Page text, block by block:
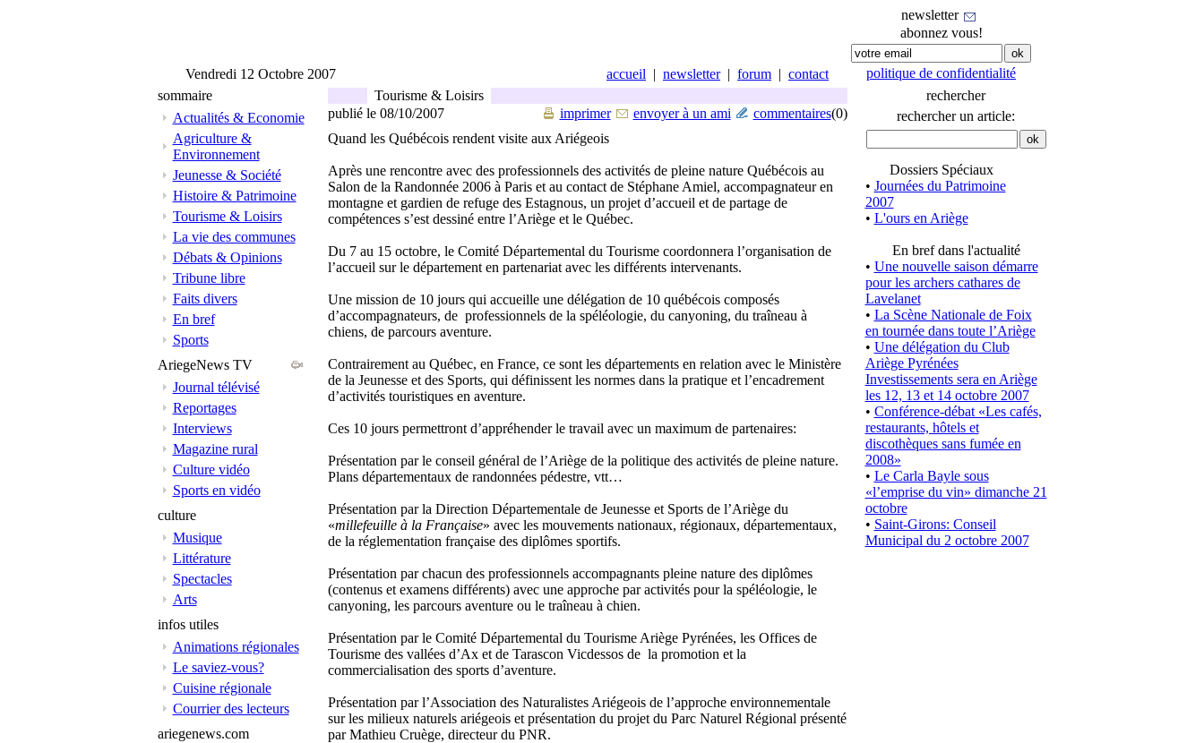
Vendredi 12 Octobre 2007 accueil | newsletter| forum | contact
newsletter
abonnez vous!
politique de confidentialité
sommaire
Actualités & Economie
Agriculture &
Environnement
Jeunesse & Société
Histoire & Patrimoine
Tourisme & Loisirs
La vie des communes
Débats & Opinions
Tribune libre
Faits divers
En bref
Sports
AriegeNews TV
Journal télévisé
Reportages
Interviews
Magazine rural
Culture vidéo
Sports en vidéo
culture
Musique
Littérature
Spectacles
Arts
infos utiles
Animations régionales
Le saviez-vous?
Cuisine régionale
Courrier des lecteurs
ariegenews.com
Tourisme & Loisirs
publié le 08/10/2007
imprimer envoyer à un ami commentaires(0)
Quand les Québécois rendent visite aux Ariégeois
Après une rencontre avec des professionnels des activités de pleine nature Québécois au
Salon de la Randonnée 2006 à Paris et au contact de Stéphane Amiel, accompagnateur en
montagne et gardien de refuge des Estagnous, un projet d’accueil et de partage de
compétences s’est dessiné entre l’Ariège et le Québec.
Du 7 au 15 octobre, le Comité Départemental du Tourisme coordonnera l’organisation de
l’accueil sur le département en partenariat avec les différents intervenants.
Une mission de 10 jours qui accueille une délégation de 10 québécois composés
d’accompagnateurs, de professionnels de la spéléologie, du canyoning, du traîneau à
chiens, de parcours aventure.
Contrairement au Québec, en France, ce sont les départements en relation avec le Ministère
de la Jeunesse et des Sports, qui définissent les normes dans la pratique et l’encadrement
d’activités touristiques en aventure.
Ces 10 jours permettront d’appréhender le travail avec un maximum de partenaires:
Présentation par le conseil général de l’Ariège de la politique des activités de pleine nature.
Plans départementaux de randonnées pédestre, vtt…
Présentation par la Direction Départementale de Jeunesse et Sports de l’Ariège du
«millefeuille à la Française» avec les mouvements nationaux, régionaux, départementaux,
de la réglementation française des diplômes sportifs.
Présentation par chacun des professionnels accompagnants pleine nature des diplômes
(contenus et examens différents) avec une approche par activités pour la spéléologie, le
canyoning, les parcours aventure ou le traîneau à chien.
Présentation par le Comité Départemental du Tourisme Ariège Pyrénées, les Offices de
Tourisme des vallées d’Ax et de Tarascon Vicdessos de la promotion et la
commercialisation des sports d’aventure.
Présentation par l’Association des Naturalistes Ariégeois de l’approche environnementale
sur les milieux naturels ariégeois et présentation du projet du Parc Naturel Régional présenté
par Mathieu Cruège, directeur du PNR.
rechercher
rechercher un article:
Dossiers Spéciaux
• Journées du Patrimoine
2007
• L'ours en Ariège
En bref dans l'actualité
• Une nouvelle saison démarre
pour les archers cathares de
Lavelanet
• La Scène Nationale de Foix
en tournée dans toute l’Ariège
• Une délégation du Club
Ariège Pyrénées
Investissements sera en Ariège
les 12, 13 et 14 octobre 2007
• Conférence-débat «Les cafés,
restaurants, hôtels et
discothèques sans fumée en
2008»
• Le Carla Bayle sous
«l’emprise du vin» dimanche 21
octobre
• Saint-Girons: Conseil
Municipal du 2 octobre 2007